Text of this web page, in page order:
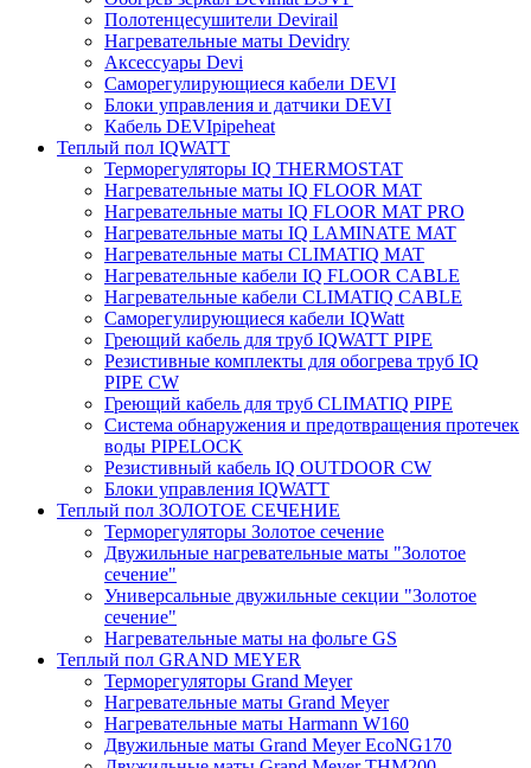
Полотенцесушители Devirail
Нагревательные маты Devidry
Аксессуары Devi
Саморегулирующиеся кабели DEVI
Блоки управления и датчики DEVI
Кабель DEVIpipeheat
Теплый пол IQWATT
Терморегуляторы IQ THERMOSTAT
Нагревательные маты IQ FLOOR MAT
Нагревательные маты IQ FLOOR MAT PRO
Нагревательные маты IQ LAMINATE MAT
Нагревательные маты CLIMATIQ MAT
Нагревательные кабели IQ FLOOR CABLE
Нагревательные кабели CLIMATIQ CABLE
Саморегулирующиеся кабели IQWatt
Греющий кабель для труб IQWATT PIPE
Резистивные комплекты для обогрева труб IQ
PIPE CW
Греющий кабель для труб CLIMATIQ PIPE
Система обнаружения и предотвращения протечек
воды PIPELOCK
Резистивный кабель IQ OUTDOOR CW
Блоки управления IQWATT
Теплый пол ЗОЛОТОЕ СЕЧЕНИЕ
Терморегуляторы Золотое сечение
Двужильные нагревательные маты "Золотое
сечение"
Универсальные двужильные секции "Золотое
сечение"
Нагревательные маты на фольге GS
Теплый пол GRAND MEYER
Терморегуляторы Grand Meyer
Нагревательные маты Grand Meyer
Нагревательные маты Harmann W160
Двужильные маты Grand Meyer EcoNG170